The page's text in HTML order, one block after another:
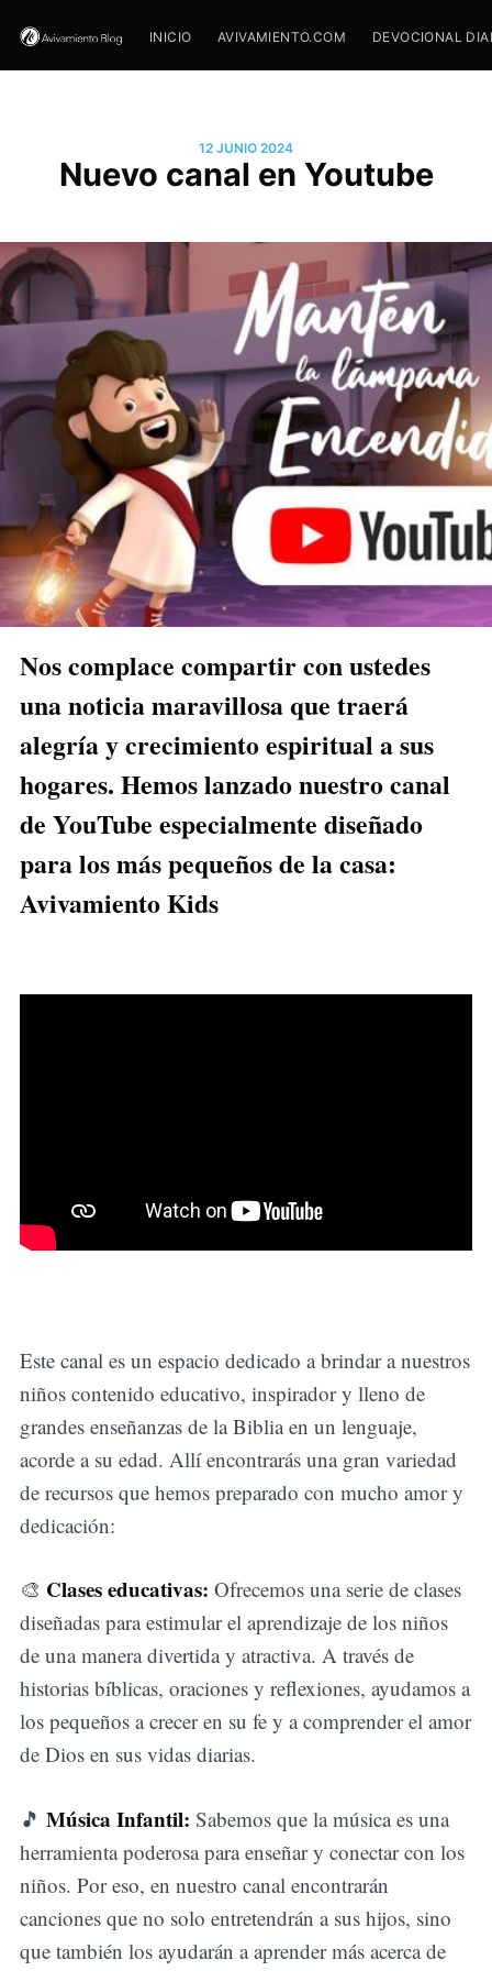
INICIO AVIVAMIENTO.COM DEVOCIONAL
12 JUNIO 2024
Nuevo canal en Youtube
Nos complace compartir con ustedes
una noticia maravillosa que traerá
alegría y crecimiento espiritual a sus
hogares. Hemos lanzado nuestro canal
de YouTube especialmente diseñado
para los más pequeños de la casa:
Avivamiento Kids
Este canal es un espacio dedicado a brindar a nuestros
niños contenido educativo, inspirador y lleno de
grandes enseñanzas de la Biblia en un lenguaje,
acorde a su edad. Allí encontrarás una gran variedad
de recursos que hemos preparado con mucho amor y
dedicación:
🎨 Clases educativas: Ofrecemos una serie de clases
diseñadas para estimular el aprendizaje de los niños
de una manera divertida y atractiva. A través de
historias bíblicas, oraciones y reflexiones, ayudamos a
los pequeños a crecer en su fe y a comprender el amor
de Dios en sus vidas diarias.
🎵 Música Infantil: Sabemos que la música es una
herramienta poderosa para enseñar y conectar con los
niños. Por eso, en nuestro canal encontrarán
canciones que no solo entretendrán a sus hijos, sino
que también los ayudarán a aprender más acerca de